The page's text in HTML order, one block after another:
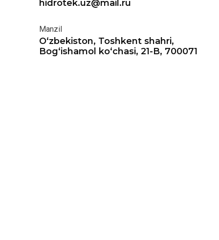
hidrotek.uz@mail.ru
Manzil
O‘zbekiston, Toshkent shahri,
Bog‘ishamol ko‘chasi, 21-B, 700071